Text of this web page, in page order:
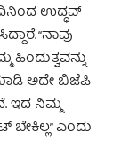
ಉದ್ಧವ್
“ನಾವು
ಮಾಡಿ ಅದೇ ಬಿಜೆಪಿ
ಇದ ನಿಮ್ಮ
ಎಂದು